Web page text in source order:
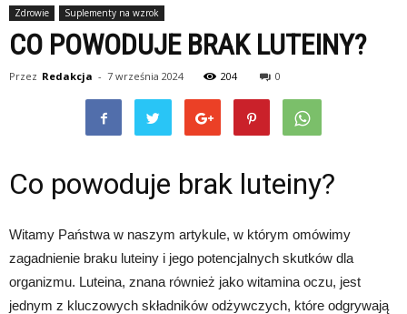
Zdrowie Suplementy na wzrok
CO POWODUJE BRAK LUTEINY?
Przez Redakcja - 7 września 2024 204 0
Co powoduje brak luteiny?
Witamy Państwa w naszym artykule, w którym omówimy
zagadnienie braku luteiny i jego potencjalnych skutków dla
organizmu. Luteina, znana również jako witamina oczu, jest
jednym z kluczowych składników odżywczych, które odgrywają